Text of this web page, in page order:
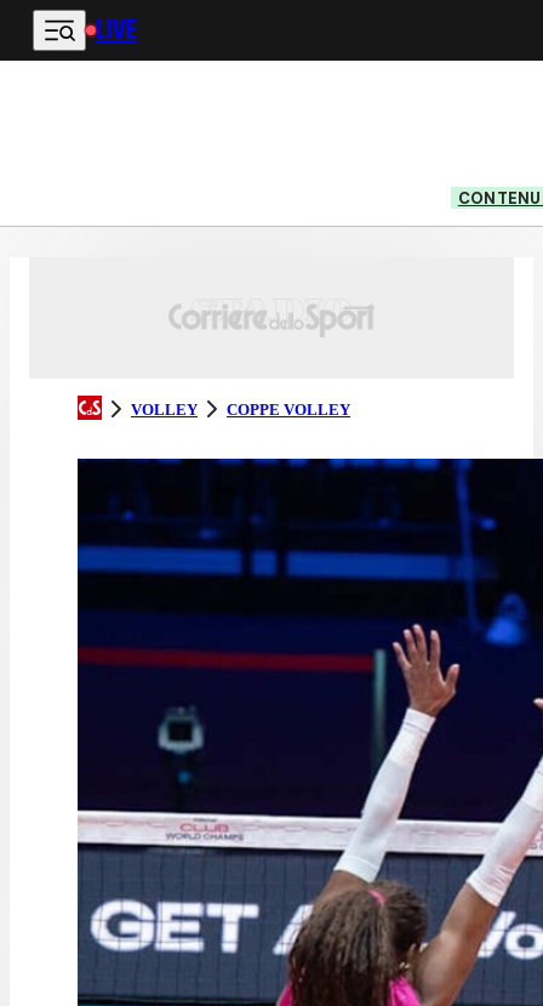
Vai al contenuto principale
LIVE
VOLLEY COPPE VOLLEY